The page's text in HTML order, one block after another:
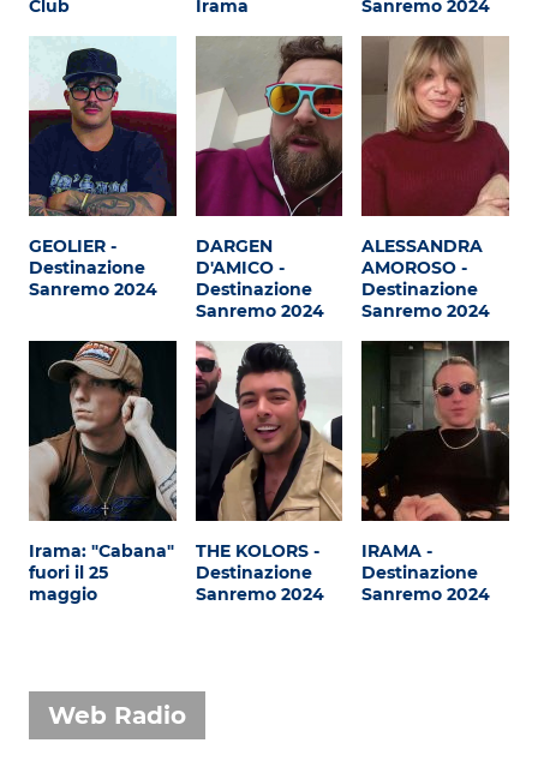
Costume
Extra
Eventi
Club
Irama
Sanremo 2024
GEOLIER -
Destinazione
Sanremo 2024
DARGEN
D'AMICO -
Destinazione
Sanremo 2024
ALESSANDRA
AMOROSO -
Destinazione
Sanremo 2024
Irama: "Cabana"
fuori il 25
maggio
THE KOLORS -
Destinazione
Sanremo 2024
IRAMA -
Destinazione
Sanremo 2024
Web Radio